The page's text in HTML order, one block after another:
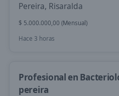
Pereira, Risaralda
$ 5.000.000,00 (Mensual)
Hace 3 horas
Profesional en
pereira